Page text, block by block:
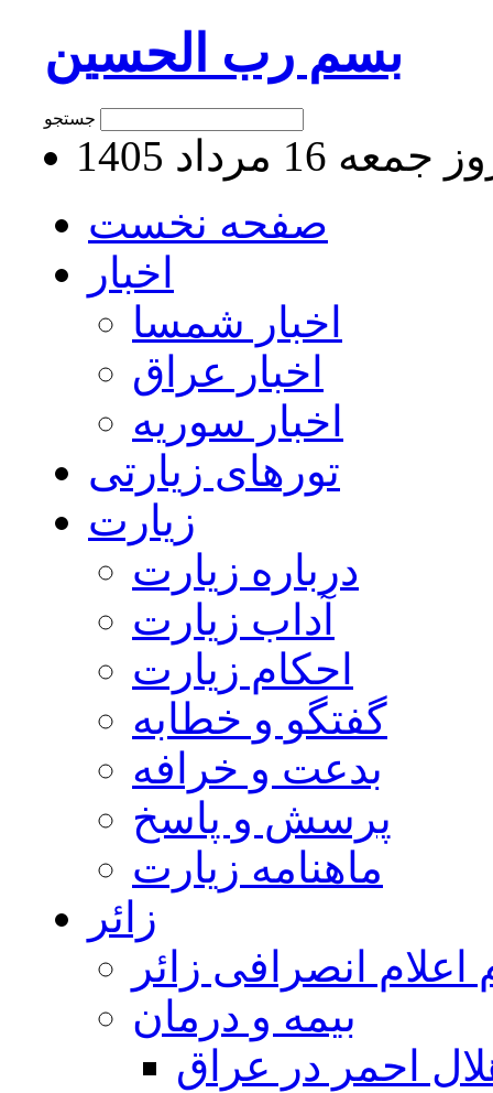
بسم رب الحسین
16 مرداد 1405
صفحه نخست
اخبار
اخبار شمسا
اخبار عراق
اخبار سوریه
تورهای زیارتی
زیارت
درباره زیارت
آداب زیارت
احکام زیارت
گفتگو و خطابه
بدعت و خرافه
پرسش و پاسخ
ماهنامه زیارت
زائر
اعلام انصرافی زائر
بيمه و درمان
احمر در عراق